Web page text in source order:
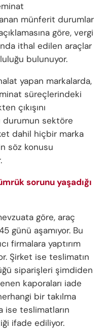
münferit durumlar
göre, vergi
ithal edilen araçlar
bulunuyor.
yapan markalarda,
süreçlerindeki
çıkışını
durumun sektöre
dahil hiçbir marka
söz konusu
sorunu yaşadığı
göre, araç
günü aşamıyor. Bu
firmalara yaptırım
Şirket ise teslimatın
siparişleri şimdiden
kaporaları iade
bir takılma
ise teslimatların
ifade ediliyor.